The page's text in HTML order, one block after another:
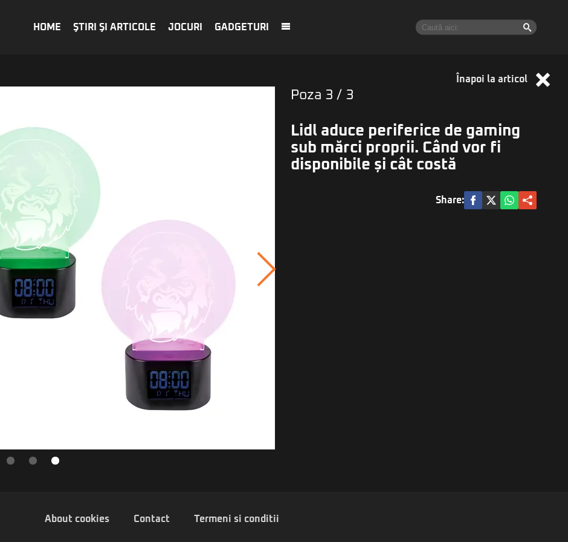
HOME ŞTIRI ŞI ARTICOLE JOCURI GADGETURI
Înapoi la articol
Poza 3 / 3
Lidl aduce periferice de gaming
sub mărci proprii. Când vor fi
disponibile și cât costă
Share:
About cookies Contact Termeni si conditii